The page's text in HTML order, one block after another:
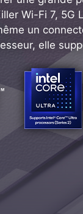
Wi-Fi 7, 5G
un
elle